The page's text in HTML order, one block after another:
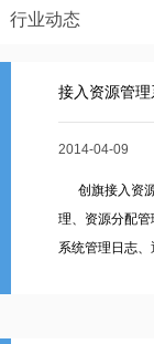
行业动态
接入资源管
2014-04-09
创旗接入资源
理、资源分配
系统管理日志、